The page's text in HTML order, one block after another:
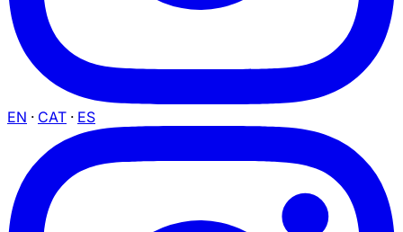
EN · CAT · ES